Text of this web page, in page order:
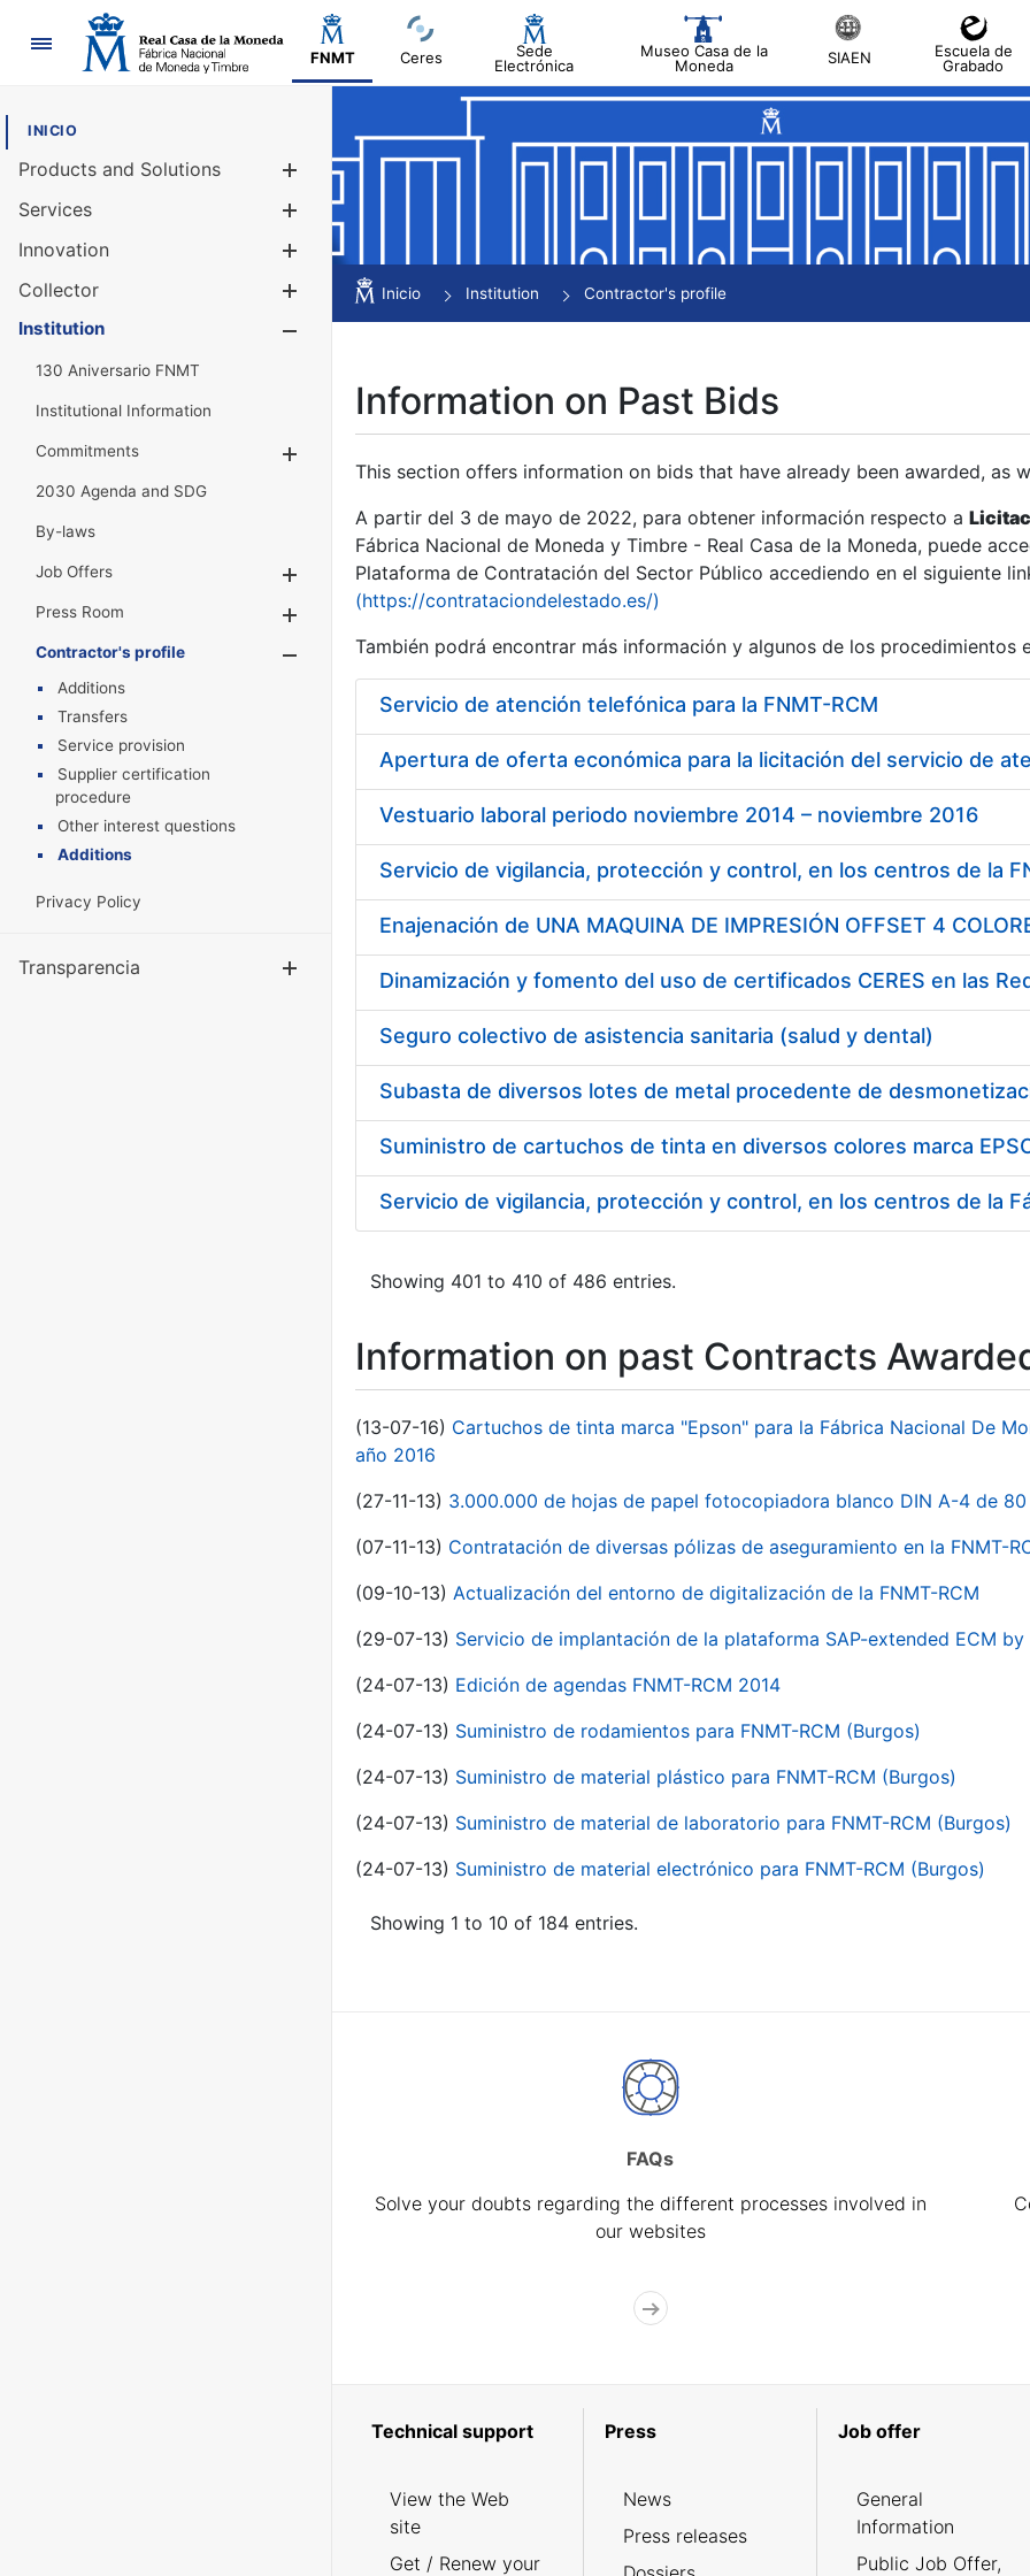
Navigation
FNMT Ceres
Sede
Electrónica
Museo Casa de la
Moneda
SIAEN
Escuela de
Grabado
INICIO
Products and Solutions
Services
Innovation
Collector
Show/Hide
Institution
130 Aniversario FNMT
Institutional Information
Commitments
2030 Agenda and SDG
By-laws
Job Offers
Show/Hide
Press Room
Show/Hide
Contractor's profile
Show/Hide
Additions
Transfers
Service provision
Supplier certification
procedure
Other interest questions
Additions
Privacy Policy
Transparencia Show/Hide
Inicio Institution Contractor's profile
Information on Past Bids
This section offers information on bids that have already been awarded, as
A partir del 3 de mayo de 2022, para obtener información respecto a
Fábrica Nacional de Moneda y Timbre - Real Casa de la Moneda, puede
Plataforma de Contratación del Sector Público accediendo en el siguiente
(https://contrataciondelestado.es/)
También podrá encontrar más información y algunos de los procedimientos
Servicio de atención telefónica para la FNMT-RCM
Apertura de oferta económica para la licitación del servicio de
Vestuario laboral periodo noviembre 2014 – noviembre 2016
Dinamización y fomento del uso de certificados CERES en las
Seguro colectivo de asistencia sanitaria (salud y dental)
Subasta de diversos lotes de metal procedente de
Suministro de cartuchos de tinta en diversos colores marca
Showing 401 to 410 of 486 entries.
Information on past Contracts
(13-07-16) Cartuchos de tinta marca "Epson" para la Fábrica Nacional De
año 2016
(27-11-13) 3.000.000 de hojas de papel fotocopiadora blanco DIN A-4 de 80
(07-11-13) Contratación de diversas pólizas de aseguramiento en la FNMT-
(09-10-13) Actualización del entorno de digitalización de la FNMT-RCM
(29-07-13) Servicio de implantación de la plataforma SAP-extended ECM by
(24-07-13) Edición de agendas FNMT-RCM 2014
(24-07-13) Suministro de rodamientos para FNMT-RCM (Burgos)
(24-07-13) Suministro de material plástico para FNMT-RCM (Burgos)
(24-07-13) Suministro de material de laboratorio para FNMT-RCM (Burgos)
(24-07-13) Suministro de material electrónico para FNMT-RCM (Burgos)
Showing 1 to 10 of 184 entries.
FAQs
Solve your doubts regarding the different processes involved in
our websites
Technical support
View the Web
site
Get / Renew your
Press
News
Press releases
Job offer
General
Information
Public Job Offer,